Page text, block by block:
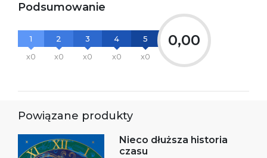
Podsumowanie
1
x0
2
x0
3
x0
4
x0
5
x0
0,00
Powiązane produkty
Nieco dłuższa historia
czasu